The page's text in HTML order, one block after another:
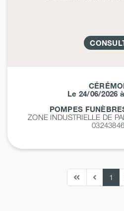
Le 24/06/2026
POMPES
ZONE INDUSTRIELLE DE
1